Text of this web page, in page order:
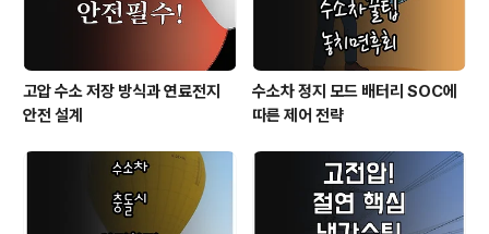
고압 수소 저장 방식과 연료전지
안전 설계
수소차 정지 모드 배터리 SOC에
따른 제어 전략